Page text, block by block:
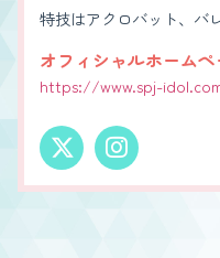
特技はアクロバット、バ
オフィシャルホームペ
https://www.spj-